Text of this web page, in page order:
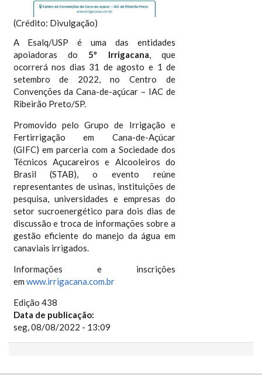
(Crédito: Divulgação)
A Esalq/USP é uma das entidades
apoiadoras do 5º Irrigacana , que
ocorrerá nos dias 31 de agosto e 1 de
setembro de 2022, no Centro de
Convenções da Cana-de-açúcar – IAC de
Ribeirão Preto/SP.
Promovido pelo Grupo de Irrigação e
Fertirrigação em Cana-de-Açúcar
(GIFC) em parceria com a Sociedade dos
Técnicos Açucareiros e Alcooleiros do
Brasil (STAB), o evento reúne
representantes de usinas, instituições de
pesquisa, universidades e empresas do
setor sucroenergético para dois dias de
discussão e troca de informações sobre a
gestão eficiente do manejo da água em
canaviais irrigados.
Informações e inscrições
em www.irrigacana.com.br
Edição 438
Data de publicação:
seg, 08/08/2022 - 13:09